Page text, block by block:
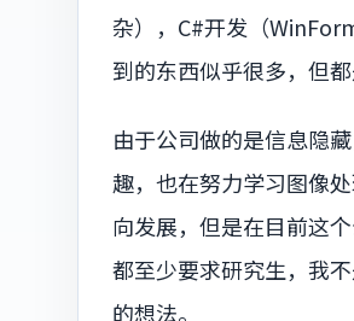
杂），C#开发（
到的东西似乎很多，但都
由于公司做的是信息隐
趣，也在努力学习图像
向发展，但是在目前这
都至少要求研究生，我
的想法。